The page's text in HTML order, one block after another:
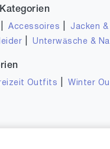
|Accessoires Jacken &
|Unterwäsche &
Outfits |Winter